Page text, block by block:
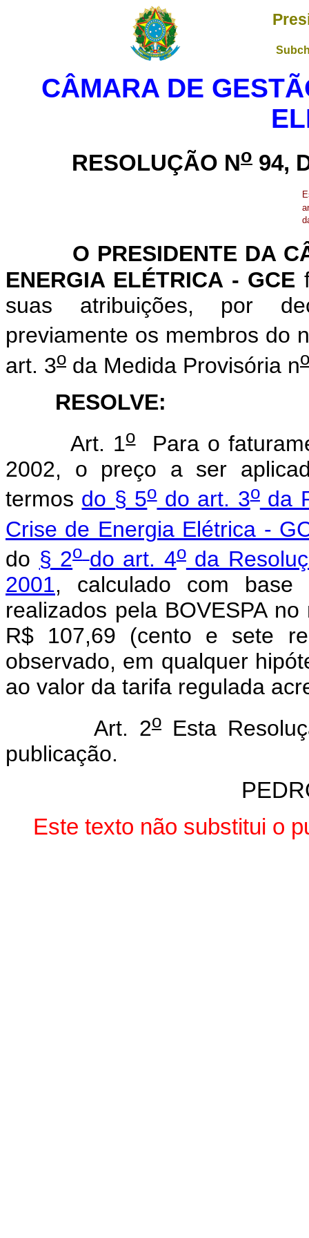
CÂMARA DE
RESOLUÇÃO No 94,
O PRESIDENTE DA
ENERGIA ELÉTRICA - GCE
suas atribuições, por
previamente os membros do
art. 3o da Medida Provisória no
RESOLVE:
Art. 1oPara o
2002, o preço a ser
termos do § 5odo art. 3oda
Crise de Energia Elétrica -
do § 2o do art. 4oda
2001, calculado com base
realizados pela BOVESPA
R$ 107,69 (cento e sete
observado, em qualquer
ao valor da tarifa regulada
Art. 2o Esta
publicação.
Este texto não substitui o